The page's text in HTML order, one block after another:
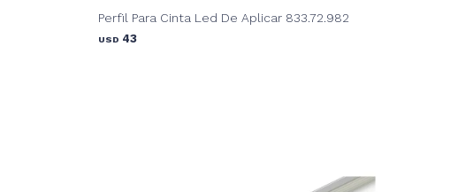
Perfil Para Cinta Led De Aplicar 833.72.982
USD 43